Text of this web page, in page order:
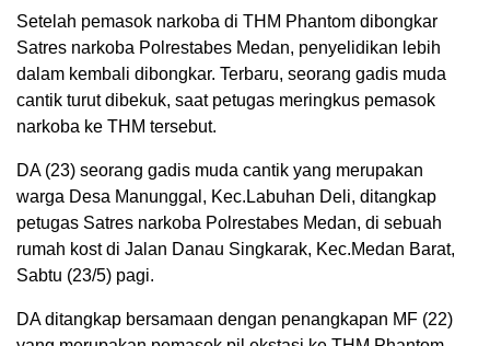
Setelah pemasok narkoba di THM Phantom dibongkar
Satres narkoba Polrestabes Medan, penyelidikan lebih
dalam kembali dibongkar. Terbaru, seorang gadis muda
cantik turut dibekuk, saat petugas meringkus pemasok
narkoba ke THM tersebut.
DA (23) seorang gadis muda cantik yang merupakan
warga Desa Manunggal, Kec.Labuhan Deli, ditangkap
petugas Satres narkoba Polrestabes Medan, di sebuah
rumah kost di Jalan Danau Singkarak, Kec.Medan Barat,
Sabtu (23/5) pagi.
DA ditangkap bersamaan dengan penangkapan MF (22)